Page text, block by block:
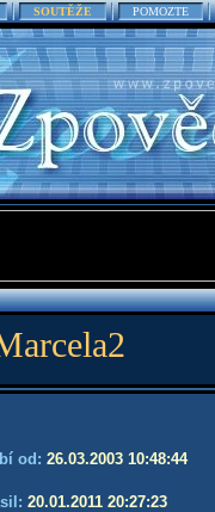
SOUTĚŽE POMOZTE
od: 26.03.2003 10:48:44
20.01.2011 20:27:23